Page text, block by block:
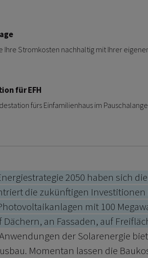
Ihre Stromkosten nachhaltig mit Ihrer
für EFH
fürs Einfamilienhaus im
2050 haben sich
die zukünftigen
mit 100
Dächern, an Fassaden, auf
der Solarenergie
Momentan lassen die